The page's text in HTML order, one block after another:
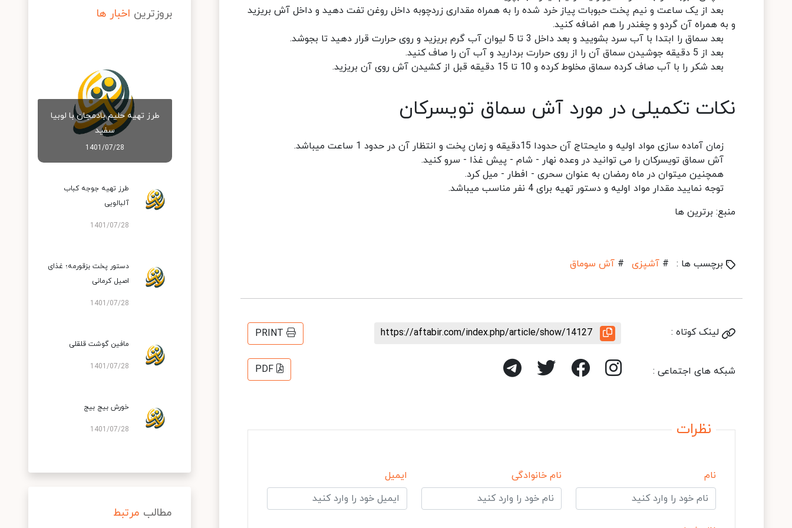
بعد از یک ساعت و نیم پخت حبوبات پیاز خرد شده را به همراه مقداری زردچوبه داخل روغن تفت دهید و داخل آش بریزید
و به همراه آن گردو و چغندر را هم اضافه کنید.
بعد سماق را ابتدا با آب سرد بشویید و بعد داخل 3 تا 5 لیوان آب گرم بریزید و روی حرارت قرار دهید تا بجوشد.
بعد از 5 دقیقه جوشیدن سماق آن را از روی حرارت بردارید و آب آن را صاف کنید.
بعد شکر را با آب صاف کرده سماق مخلوط کرده و 10 تا 15 دقیقه قبل از کشیدن آش روی آن بریزید.
نکات تکمیلی در مورد آش سماق تویسرکان
زمان آماده سازی مواد اولیه و مایحتاج آن حدودا 15دقیقه و زمان پخت و انتظار آن در حدود 1 ساعت میباشد.
آش سماق تویسرکان را می توانید در وعده نهار - شام - پیش غذا - سرو کنید.
همچنین میتوان در ماه رمضان به عنوان سحری - افطار - میل کرد.
توجه نمایید مقدار مواد اولیه و دستور تهیه برای 4 نفر مناسب میباشد.
منبع: برترین ها
برچسب ها : # آشپزی # آش سوماق
لینک کوتاه : https://aftabir.com/index.php/article/show/14127
PRINT
شبکه های اجتماعی : PDF
نظرات
نام نام خانوادگی ایمیل
بروزترین اخبار ها
طرز تهیه حلیم بادمجان با لوبیا
سفید
1401/07/28
طرز تهیه جوجه کباب
آلبالویی
1401/07/28
دستور پخت بزقورمه؛ غذای
اصیل کرمانی
1401/07/28
مافین گوشت قلقلی
1401/07/28
خورش بیج بیج
1401/07/28
مطالب مرتبط